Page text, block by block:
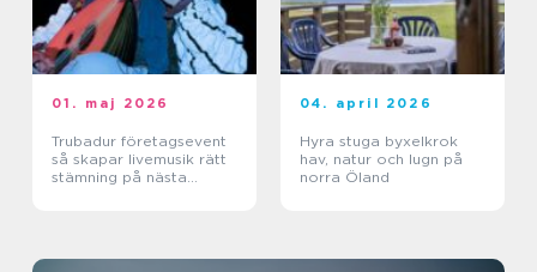
01. maj 2026
Trubadur företagsevent
så skapar livemusik rätt
stämning på nästa
04. april 2026
Hyra stuga byxelkrok
hav, natur och lugn på
norra Öland